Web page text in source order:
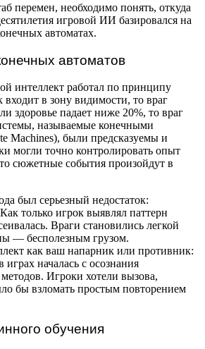
перемен, необходимо понять, откуда
игровой ИИ базировался на
автоматах.
автоматов
интеллект работал по принципу
входит в зону видимости, то враг
здоровье падает ниже 20%, то враг
называемые конечными
Machines), были предсказуемы и
могли точно контролировать опыт
сюжетные события произойдут в
был серьезный недостаток:
только игрок выявлял паттерн
Враги становились легкой
— бесполезным грузом.
как ваш напарник или противник:
началась с осознания
Игроки хотели вызова,
бы взломать простым повторением
обучения